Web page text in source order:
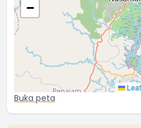
−
Buka peta